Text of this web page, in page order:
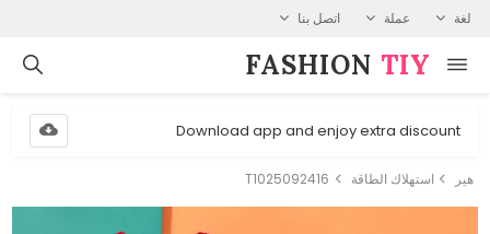
لغة عملة اتصل بنا
FASHION⁠ TIY
Download app and enjoy extra discount
هير استهلاك الطاقة T1025092416